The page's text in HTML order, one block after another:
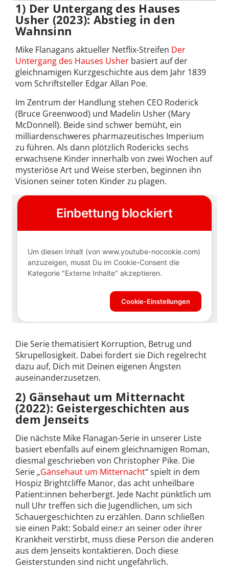
1) Der Untergang des Hauses
Usher (2023): Abstieg in den
Wahnsinn
Mike Flanagans aktueller Netflix-Streifen Der
Untergang des Hauses Usher basiert auf der
gleichnamigen Kurzgeschichte aus dem Jahr 1839
vom Schriftsteller Edgar Allan Poe.
Im Zentrum der Handlung stehen CEO Roderick
(Bruce Greenwood) und Madelin Usher (Mary
McDonnell). Beide sind schwer bemüht, ein
milliardenschweres pharmazeutisches Imperium
zu führen. Als dann plötzlich Rodericks sechs
erwachsene Kinder innerhalb von zwei Wochen auf
mysteriöse Art und Weise sterben, beginnen ihn
Visionen seiner toten Kinder zu plagen.
Die Serie thematisiert Korruption, Betrug und
Skrupellosigkeit. Dabei fordert sie Dich regelrecht
dazu auf, Dich mit Deinen eigenen Ängsten
auseinanderzusetzen.
2) Gänsehaut um Mitternacht
(2022): Geistergeschichten aus
dem Jenseits
Die nächste Mike Flanagan-Serie in unserer Liste
basiert ebenfalls auf einem gleichnamigen Roman,
diesmal geschrieben von Christopher Pike. Die
Serie „Gänsehaut um Mitternacht“ spielt in dem
Hospiz Brightcliffe Manor, das acht unheilbare
Patient:innen beherbergt. Jede Nacht pünktlich um
null Uhr treffen sich die Jugendlichen, um sich
Schauergeschichten zu erzählen. Dann schließen
sie einen Pakt: Sobald eine:r an seiner oder ihrer
Krankheit verstirbt, muss diese Person die anderen
aus dem Jenseits kontaktieren. Doch diese
Geisterstunden sind nicht ungefährlich.